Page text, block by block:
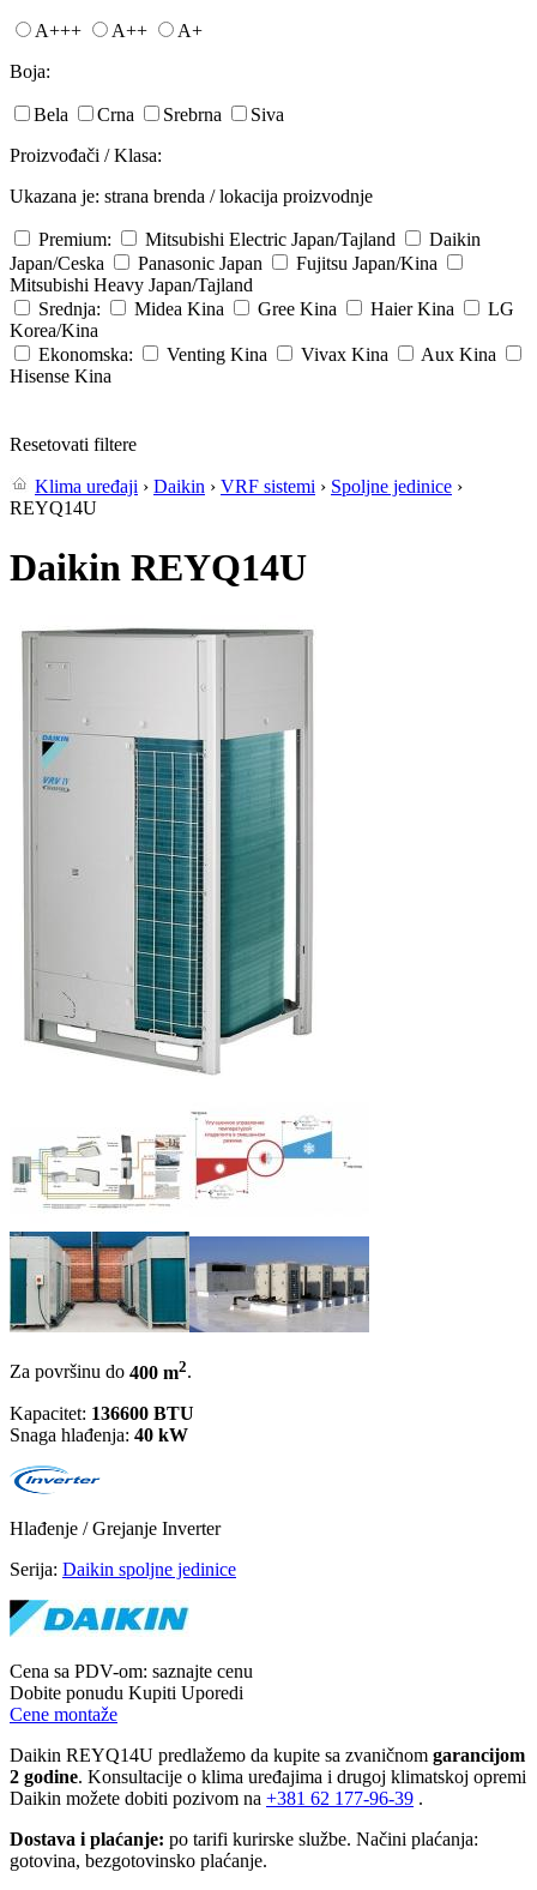
A+++ A++
A+
Boja:
Bela Crna Srebrna
Siva
Proizvođači / Klasa:
Ukazana je: strana brenda / lokacija proizvodnje
Premium: Mitsubishi Electric Japan/Tajland
Daikin
Japan/Ceska
Panasonic Japan Fujitsu Japan/Kina
Mitsubishi Heavy Japan/Tajland
Srednja:
Midea Kina Gree Kina Haier Kina
LG
Korea/Kina
Ekonomska:
Venting Kina Vivax Kina Aux Kina
Hisense Kina
Resetovati filtere
Klima uređaji › Daikin › VRF sistemi › Spoljne jedinice ›
REYQ14U
Daikin REYQ14U
Za površinu do 400 m2.
Kapacitet: 136600 BTU
Snaga hlađenja: 40 kW
Hlađenje / Grejanje Inverter
Serija: Daikin spoljne jedinice
Cena sa PDV-om: saznajte cenu
Dobite ponudu Kupiti Uporedi
Cene montaže
Daikin REYQ14U predlažemo da kupite sa zvaničnom garancijom
2 godine. Konsultacije o klima uređajima i drugoj klimatskoj opremi
Daikin možete dobiti pozivom na +381 62 177-96-39 .
Dostava i plaćanje: po tarifi kurirske službe. Načini plaćanja:
gotovina, bezgotovinsko plaćanje.